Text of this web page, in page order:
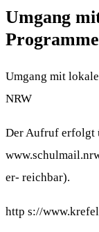
Umgang
Umgang mit
NRW
Der Aufruf erfolgt
er- reichbar).
http s://